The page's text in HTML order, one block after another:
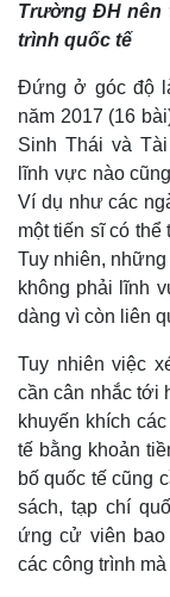
Kinh tế
Bất động sản
Khởi nghiệp
Trường ĐH nên
trình quốc tế
Đứng ở góc độ
năm 2017 (16
Sinh Thái và
lĩnh vực nào
Ví dụ như các
một tiến sĩ có
Tuy nhiên,
không phải lĩnh
dàng vì còn liên
Tuy nhiên việc
cần cân nhắc tới
khuyến khích
tế bằng khoản
bố quốc tế cũng
sách, tạp chí
ứng cử viên
các công trình